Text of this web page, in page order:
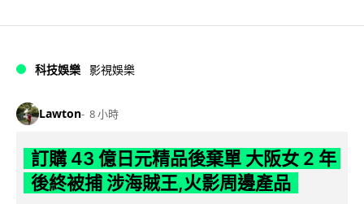
科技娛樂 影視娛樂
Lawton 8 小時
訂購 43 億日元精品後棄單 大阪女 2 年
後終被捕 涉海賊王,火影周邊產品